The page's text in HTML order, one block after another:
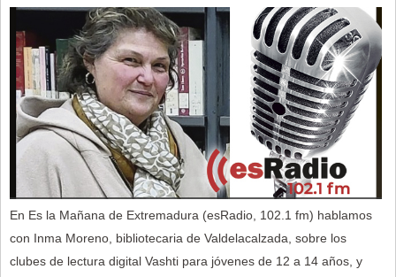
En Es la Mañana de Extremadura (esRadio, 102.1 fm) hablamos
con Inma Moreno, bibliotecaria de Valdelacalzada, sobre los
clubes de lectura digital Vashti para jóvenes de 12 a 14 años, y